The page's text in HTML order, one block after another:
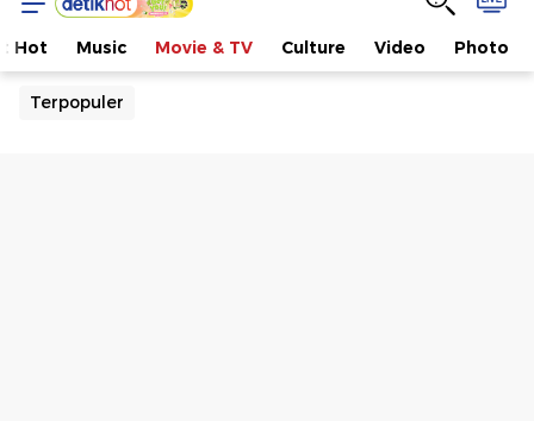
Hot Music Movie & TV Culture Video Photo
Terpopuler